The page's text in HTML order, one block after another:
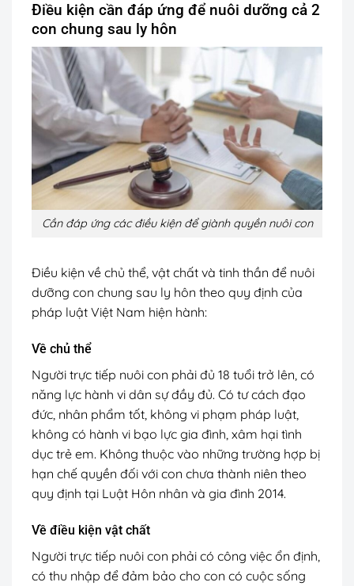
Điều kiện cần đáp ứng để nuôi dưỡng cả 2
con chung sau ly hôn
Cần đáp ứng các điều kiện để giành quyền nuôi con
Điều kiện về chủ thể, vật chất và tinh thần để nuôi
dưỡng con chung sau ly hôn theo quy định của
pháp luật Việt Nam hiện hành:
Về chủ thể
Người trực tiếp nuôi con phải đủ 18 tuổi trở lên, có
năng lực hành vi dân sự đầy đủ. Có tư cách đạo
đức, nhân phẩm tốt, không vi phạm pháp luật,
không có hành vi bạo lực gia đình, xâm hại tình
dục trẻ em. Không thuộc vào những trường hợp bị
hạn chế quyền đối với con chưa thành niên theo
quy định tại Luật Hôn nhân và gia đình 2014.
Về điều kiện vật chất
Người trực tiếp nuôi con phải có công việc ổn định,
có thu nhập để đảm bảo cho con có cuộc sống